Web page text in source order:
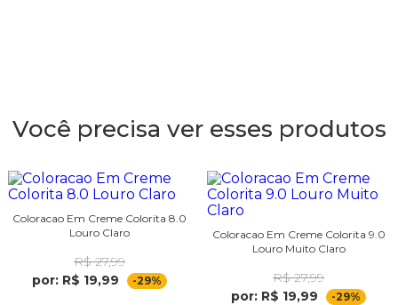
Você precisa ver esses produtos
Coloracao Em Creme Colorita 8.0
Louro Claro
R$ 27,99
por: R$ 19,99
-29%
Coloracao Em Creme Colorita 9.0
Louro Muito Claro
R$ 27,99
por: R$ 19,99
-29%